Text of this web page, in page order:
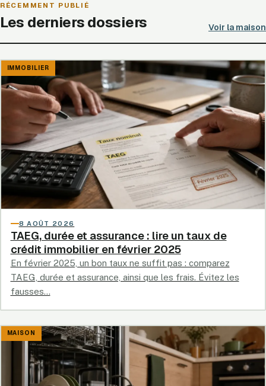
RÉCEMMENT PUBLIÉ
Les derniers dossiers Voir la maison
IMMOBILIER
TAEG, durée et assurance : lire un taux de
crédit immobilier en février 2025
8 AOÛT 2026
En février 2025, un bon taux ne suffit pas : comparez
TAEG, durée et assurance, ainsi que les frais. Évitez les
fausses…
MAISON